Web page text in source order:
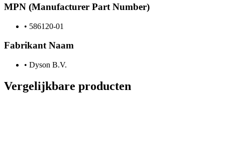
MPN (Manufacturer Part Number)
• 586120-01
Fabrikant Naam
• Dyson B.V.
Vergelijkbare producten